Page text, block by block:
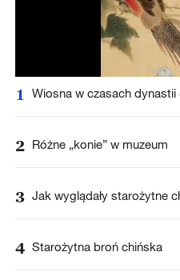
1 Wiosna w czasach dynastii
2 Różne „konie” w muzeum
3 Jak wyglądały starożytne
4 Starożytna broń chińska